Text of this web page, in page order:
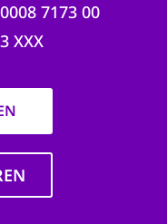
7173 00
XXX